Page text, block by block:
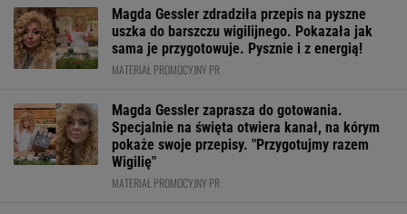
Magda Gessler zdradziła przepis na pyszne
uszka do barszczu wigilijnego. Pokazała jak
sama je przygotowuje. Pysznie i z energią!
MATERIAŁ PROMOCYJNY PR
Magda Gessler zaprasza do gotowania.
Specjalnie na święta otwiera kanał, na kórym
pokaże swoje przepisy. "Przygotujmy razem
Wigilię"
MATERIAŁ PROMOCYJNY PR